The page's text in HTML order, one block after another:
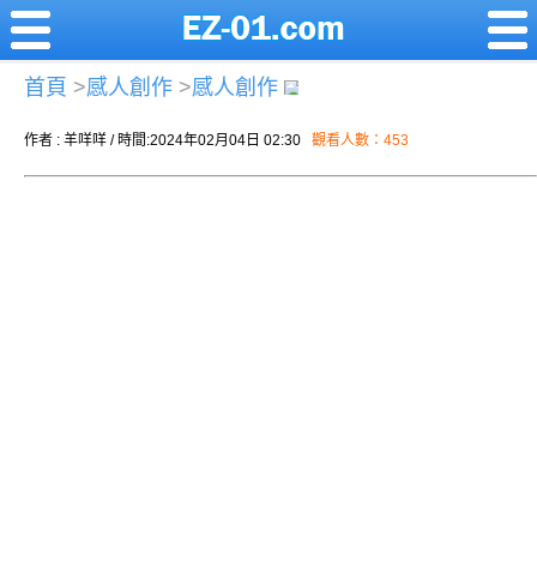
首頁 >感人創作 >感人創作
作者 : 羊咩咩 / 時間:2024年02月04日 02:30 觀看人數：453